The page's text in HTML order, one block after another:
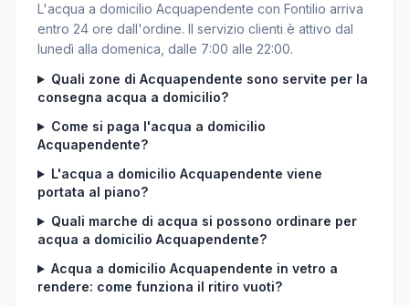
L'acqua a domicilio Acquapendente con Fontilio arriva
entro 24 ore dall'ordine. Il servizio clienti è attivo dal
lunedì alla domenica, dalle 7:00 alle 22:00.
Quali zone di Acquapendente sono servite per la
consegna acqua a domicilio?
Come si paga l'acqua a domicilio
Acquapendente?
L'acqua a domicilio Acquapendente viene
portata al piano?
Quali marche di acqua si possono ordinare per
acqua a domicilio Acquapendente?
Acqua a domicilio Acquapendente in vetro a
rendere: come funziona il ritiro vuoti?